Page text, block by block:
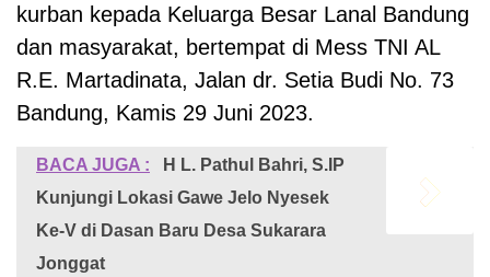
kurban kepada Keluarga Besar Lanal Bandung
dan masyarakat, bertempat di Mess TNI AL
R.E. Martadinata, Jalan dr. Setia Budi No. 73
Bandung, Kamis 29 Juni 2023.
BACA JUGA :
H L. Pathul Bahri, S.IP
Kunjungi Lokasi Gawe Jelo Nyesek
Ke-V di Dasan Baru Desa Sukarara
Jonggat